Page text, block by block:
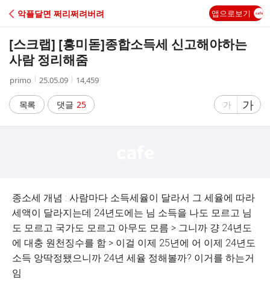
C
A
악플달면 쩌리쩌려버려 앱으로보기
[스크랩] [흥미돋]종합소득세 신고해야하는
사람 정리해줌
작
자
primo
작
시
간
25.05.09
조
수
14,459
목록 댓글 25
글
게
가
글
자
게
가
종소세 개념 : 사람마다 소득세율이 달라서 그 세율에 따라
세액이 달라지는데 24년도에는 님 소득을 나도 모르고 님
도 모르고 국가도 모르고 아무도 모름 > 그니까 걍 24년도
에 대충 원천징수를 함 > 이걸 이제 25년에 어 이제 24년도
소득 앙딱정됐으니까 24년 세율 정해볼까? 이거를 하는거
임